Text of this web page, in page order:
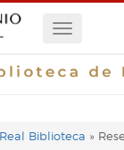
Biblioteca